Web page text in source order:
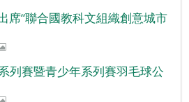
席“聯合國教科文組織創意城市
列賽暨青少年系列賽羽毛球公